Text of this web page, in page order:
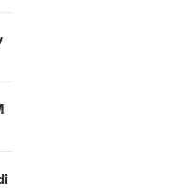
Jadi Penggerak